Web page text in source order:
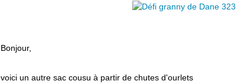
Bonjour,
voici un autre sac cousu à partir de chutes d'ourlets